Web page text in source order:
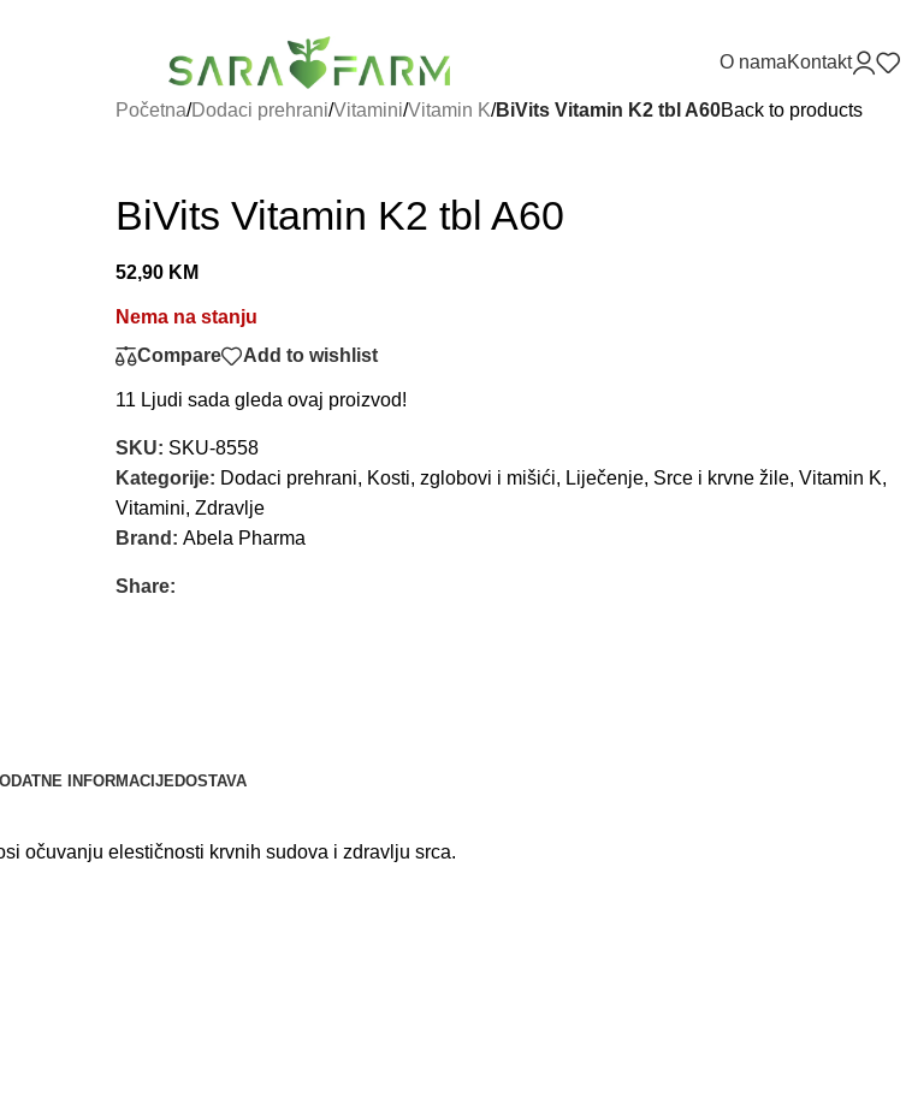
O namaKontakt
Početna/Dodaci prehrani/Vitamini/Vitamin K/BiVits Vitamin K2 tbl A60Back to products
BiVits Vitamin K2 tbl A60
52,90 KM
Nema na stanju
Compare
Add to wishlist
11 Ljudi sada gleda ovaj proizvod!
SKU: SKU-8558
Kategorije: Dodaci prehrani, Kosti, zglobovi i mišići, Liječenje, Srce i krvne žile, Vitamin K,
Vitamini, Zdravlje
Brand: Abela Pharma
Share:
INFORMACIJEDOSTAVA
očuvanju elestičnosti krvnih sudova i zdravlju srca.